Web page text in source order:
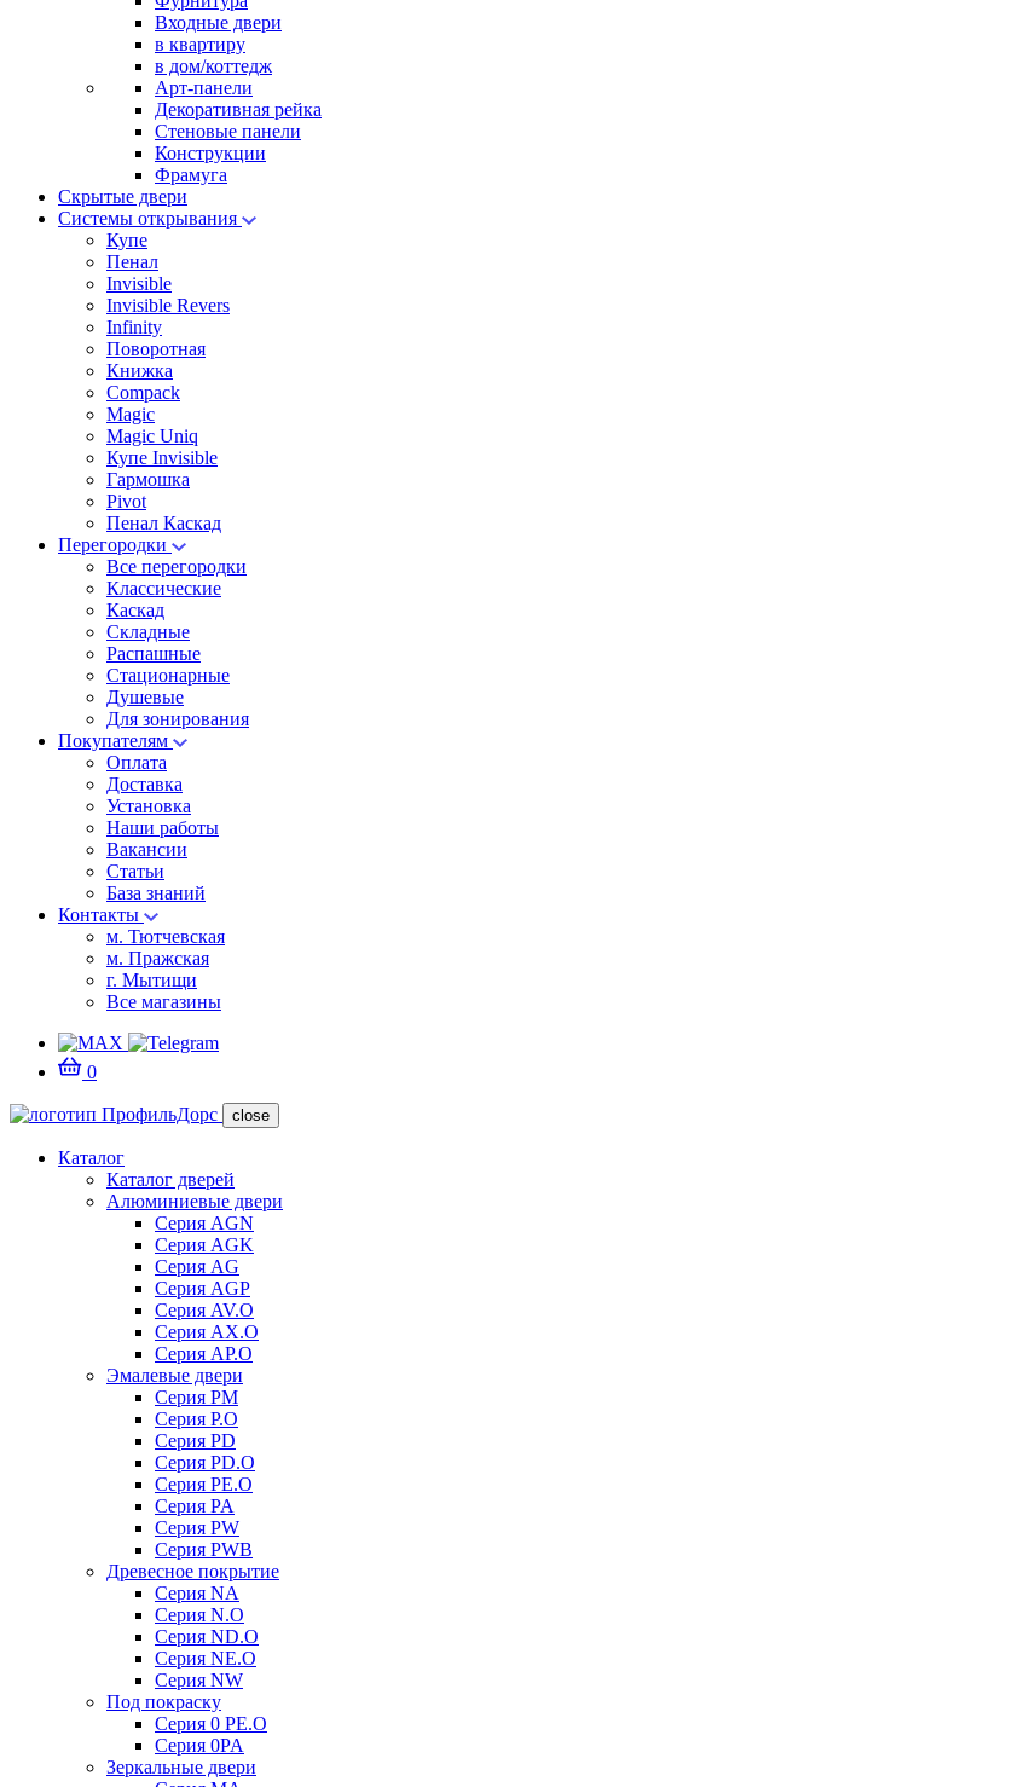
Входные двери
в квартиру
в дом/коттедж
Арт-панели
Декоративная рейка
Стеновые панели
Конструкции
Фрамуга
Скрытые двери
Системы открывания
Купе
Пенал
Invisible
Invisible Revers
Infinity
Поворотная
Книжка
Compack
Magic
Magic Uniq
Купе Invisible
Гармошка
Pivot
Пенал Каскад
Перегородки
Все перегородки
Классические
Каскад
Складные
Распашные
Стационарные
Душевые
Для зонирования
Покупателям
Оплата
Доставка
Установка
Наши работы
Вакансии
Статьи
База знаний
Контакты
м. Тютчевская
м. Пражская
г. Мытищи
Все магазины
0
close
Каталог
Каталог дверей
Алюминиевые двери
Серия AGN
Серия AGK
Серия AG
Серия AGP
Серия AV.O
Серия AX.O
Серия AP.O
Эмалевые двери
Серия PM
Серия P.O
Серия PD
Серия PD.O
Серия PE.O
Серия PA
Серия PW
Серия PWB
Древесное покрытие
Серия NA
Серия N.O
Серия ND.O
Серия NE.O
Серия NW
Под покраску
Серия 0 PE.O
Серия 0PA
Зеркальные двери